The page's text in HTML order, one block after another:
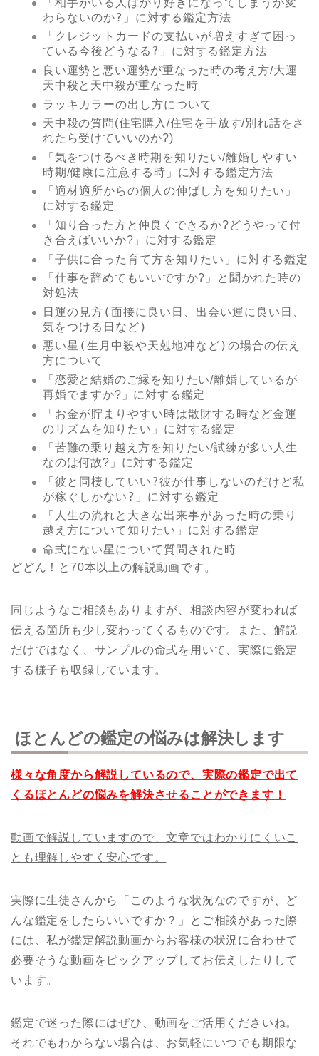
わらないのか?」 に対する鑑定方法
「クレジットカードの支払いが増えすぎて困っ
ている今後どうなる?」 に対する鑑定方法
良い運勢と悪い運勢が重なった時の考え方/大運
天中殺と天中殺が重なった時
ラッキカラーの出し方について
天中殺の質問(住宅購入/住宅を手放す/別れ話をさ
れたら受けていいのか?)
「気をつけるべき時期を知りたい/離婚しやすい
時期/健康に注意する時」 に対する鑑定方法
「適材適所からの個人の伸ばし方を知りたい」
に対する鑑定
「知り合った方と仲良くできるか?どうやって付
き合えばいいか?」 に対する鑑定
「子供に合った育て方を知りたい」 に対する鑑定
「仕事を辞めてもいいですか?」と聞かれた時の
対処法
日運の見方(面接に良い日、出会い運に良い日、
気をつける日など)
悪い星(生月中殺や天剋地冲など)の場合の伝え
方について
「恋愛と結婚のご縁を知りたい/離婚しているが
再婚でますか?」 に対する鑑定
「お金が貯まりやすい時は散財する時など金運
のリズムを知りたい」 に対する鑑定
「苦難の乗り越え方を知りたい/試練が多い人生
なのは何故?」 に対する鑑定
「彼と同棲していい?彼が仕事しないのだけど私
が稼ぐしかない?」 に対する鑑定
「人生の流れと大きな出来事があった時の乗り
越え方について知りたい」 に対する鑑定
命式にない星について質問された時
どどん！と70本以上の解説動画です。
同じようなご相談もありますが、相談内容が変われば
伝える箇所も少し変わってくるものです。また、解説
だけではなく、サンプルの命式を用いて、実際に鑑定
する様子も収録しています。
ほとんどの鑑定の悩みは解決します
様々な角度から解説しているので、実際の鑑定で出て
くるほとんどの悩みを解決させることができます！
動画で解説していますので、文章ではわかりにくいこ
とも理解しやすく安心です。
実際に生徒さんから「このような状況なのですが、ど
んな鑑定をしたらいいですか？」とご相談があった際
には、私が鑑定解説動画からお客様の状況に合わせて
必要そうな動画をピックアップしてお伝えしたりして
います。
鑑定で迷った際にはぜひ、動画をご活用くださいね。
それでもわからない場合は、お気軽にいつでも期限な